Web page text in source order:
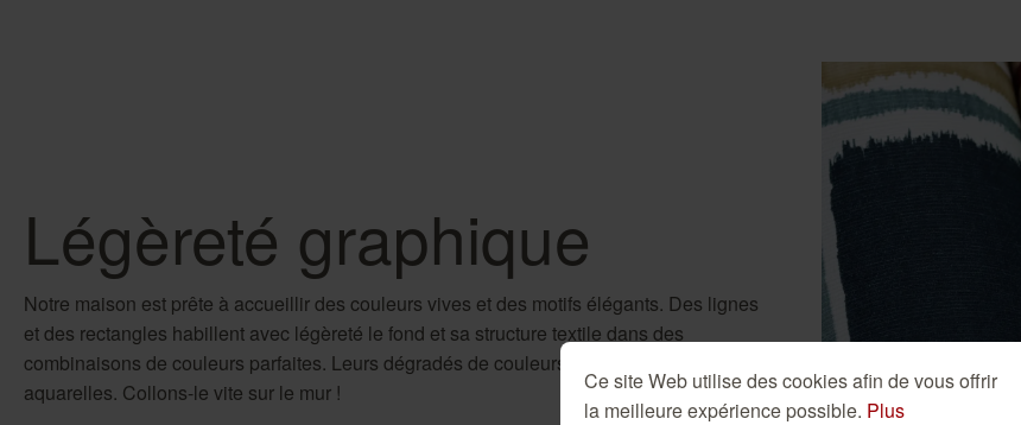
Légèreté graphique
Notre maison est prête à accueillir des couleurs vives et des motifs élégants. Des lignes
et des rectangles habillent avec légèreté le fond et sa structure textile dans des
combinaisons de couleurs parfaites. Leurs dégradés de couleurs ressemblent à des
aquarelles. Collons-le vite sur le mur !
Ce site Web utilise des cookies afin de vous offrir
la meilleure expérience possible. Plus